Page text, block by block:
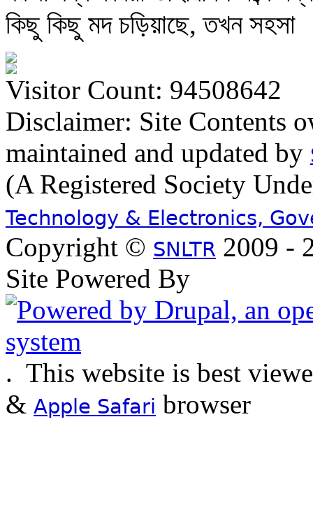
কিছু কিছু মদ চড়িয়াছে, তখন সহসা
Visitor Count: 94508642
Disclaimer: Site Contents
maintained and updated by
(A Registered Society
Technology & Electronics,
Copyright © SNLTR 2009 -
Site Powered By
. This website is best
& Apple Safari browser